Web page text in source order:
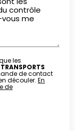
les
TRANSPORTS
de contact
découler.En
de